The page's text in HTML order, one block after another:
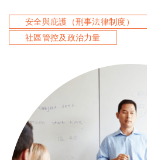
安全與庇護（刑事法律制度）
社區管控及政治力量